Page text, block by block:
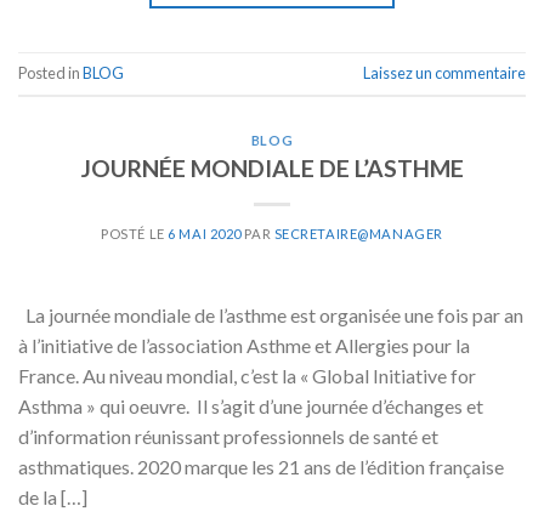
Posted inBLOG Laissez un commentaire
BLOG
JOURNÉE MONDIALE DE L’ASTHME
POSTÉ LE 6 MAI 2020PAR SECRETAIRE@MANAGER
La journée mondiale de l’asthme est organisée une fois par an
à l’initiative de l’association Asthme et Allergies pour la
France. Au niveau mondial, c’est la « Global Initiative for
Asthma » qui oeuvre. Il s’agit d’une journée d’échanges et
d’information réunissant professionnels de santé et
asthmatiques. 2020 marque les 21 ans de l’édition française
de la […]